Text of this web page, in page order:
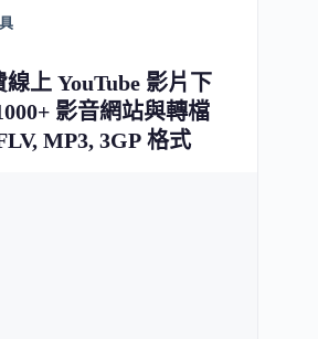
上 YouTube 影片下
影音網站與轉檔
MP3, 3GP 格式